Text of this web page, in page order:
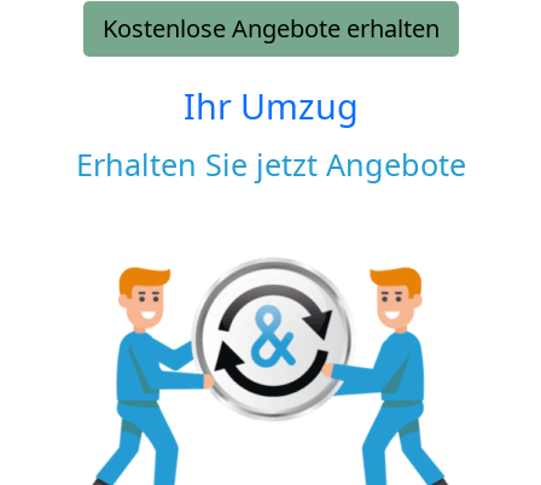
Kostenlose Angebote erhalten
Ihr Umzug
Erhalten Sie jetzt Angebote